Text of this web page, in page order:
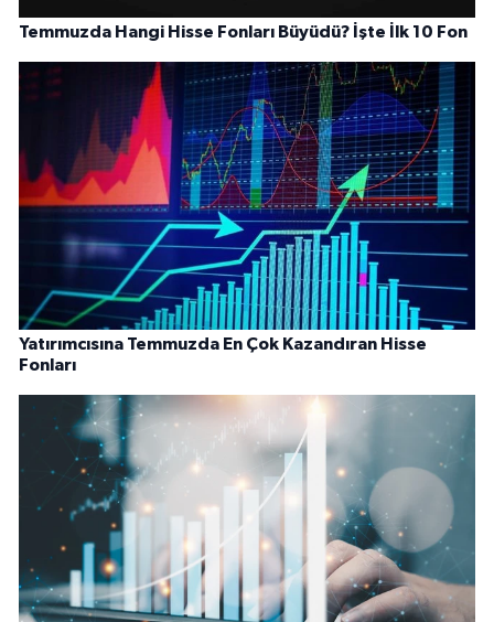
Temmuzda Hangi Hisse Fonları Büyüdü? İşte İlk 10 Fon
Yatırımcısına Temmuzda En Çok Kazandıran Hisse
Fonları